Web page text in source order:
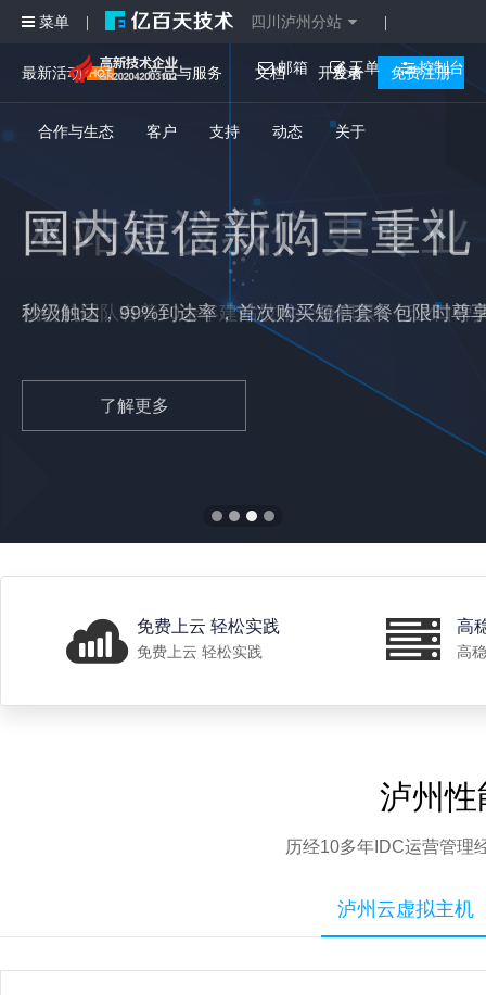
国内短信新购三重礼
秒级触达，99%到达率，首次购买短信套餐包限时尊
了解更多
最新活动 产品与服务 文档 开发者
合作与生态 客户 支持 动态 关于
登录 免费注册
菜单 四川泸州分站
邮箱 工单 控制台
免费上云 轻松实践
免费上云 轻松实践
高
高
泸州性
历经10多年IDC运营管理
泸州云虚拟主机